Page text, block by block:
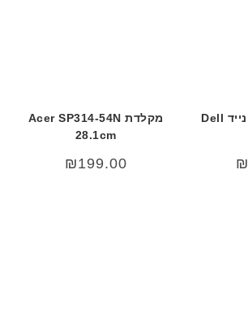
מקלדת למחשב נייד Dell
₪
מקלדת Acer SP314-54N
28.1cm
₪199.00